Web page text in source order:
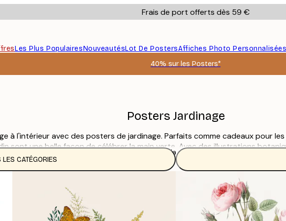
Frais de port offerts dès 59 €
Les Plus PopulairesNouveautésLot De PostersAffiches Photo
40% sur les Posters*
Posters Jardinage
à l'intérieur avec des posters de jardinage. Parfaits comme cadeaux pour
sont une belle façon de célébrer la main verte. Avec des illustrations
quelque chose pour tous les styles, que vous recherchiez des posters de
Lire la suite
LES CATÉGORIES